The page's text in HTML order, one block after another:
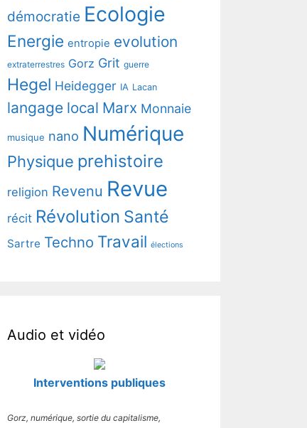
démocratie Ecologie
Energie entropie evolution
extraterrestres Gorz Grit guerre
Hegel Heidegger IA Lacan
langage local Marx Monnaie
musique nano Numérique
Physique prehistoire
religion Revenu Revue
récit Révolution Santé
Sartre Techno Travail élections
Audio et vidéo
Interventions publiques
Gorz, numérique, sortie du capitalisme,